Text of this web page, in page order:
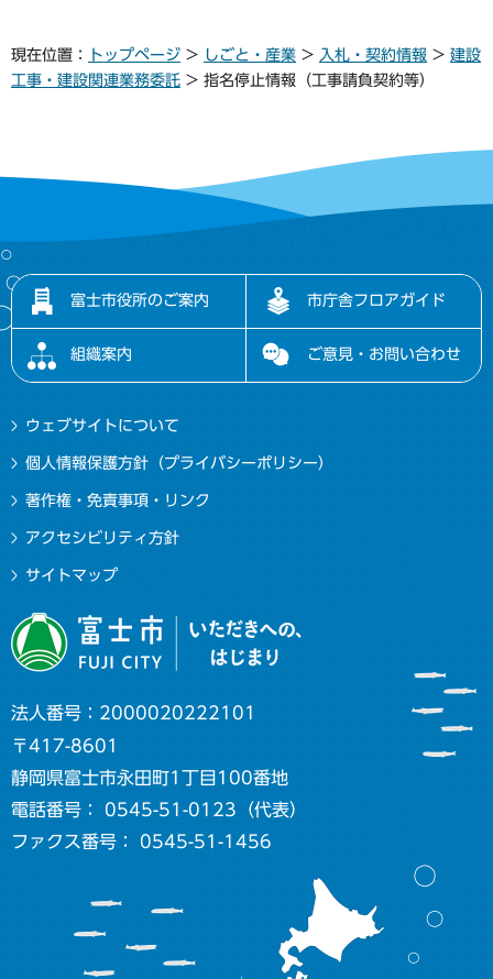
現在位置： トップページ > しごと・産業 > 入札・契約情報 > 建設
工事・建設関連業務委託 > 指名停止情報（工事請負契約等）
富士市役所のご案内 市庁舎フロアガイド
組織案内 ご意見・お問い合わせ
ウェブサイトについて
個人情報保護方針（プライバシーポリシー）
著作権・免責事項・リンク
アクセシビリティ方針
サイトマップ
法人番号：2000020222101
〒417-8601
静岡県富士市永田町1丁目100番地
電話番号： 0545-51-0123（代表）
ファクス番号： 0545-51-1456